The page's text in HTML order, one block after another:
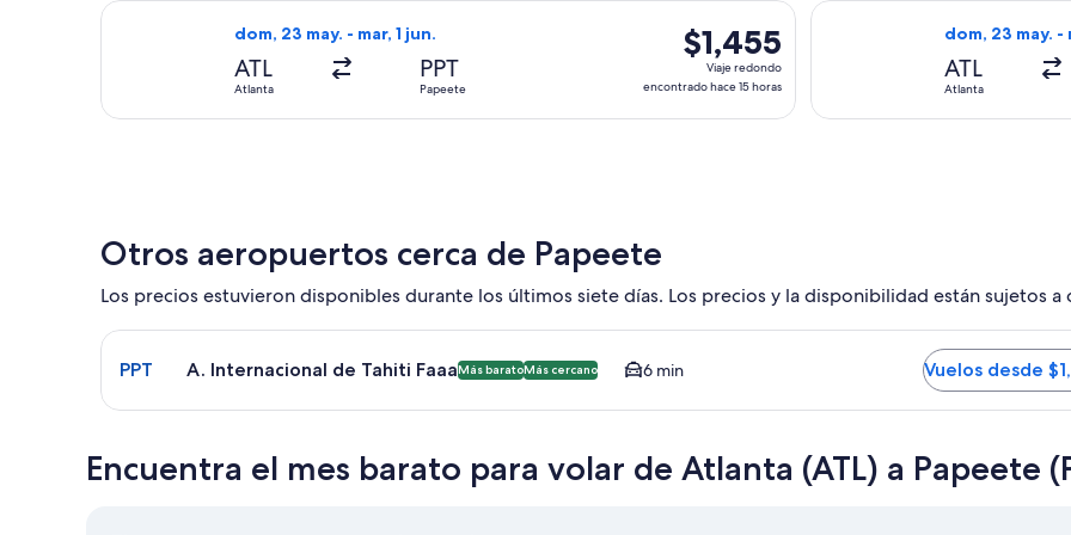
15
horas
dom, 23 may. - mar, 1 jun.
ATL
Atlanta
PPT
Papeete
$1,455
Viaje
redondo,
$1,455
Viaje redondo
encontrado hace 15 horas
Seleccionar vuelo de Air Tahiti Nui, con salida el dom, 23 may. desde Atlanta hacia Papeete, con
dom, 23 may. -
ATL
Atlanta
Seleccionar
Otros aeropuertos cerca de Papeete
Los precios estuvieron disponibles durante los últimos siete días. Los precios y la disponibilidad están sujetos a
Seleccionar vuelo a A. Internacional de Tahiti Faaa PPT. Opción más barata y cercana disponible. El tiempo
PPT A. Internacional de Tahiti FaaaMás baratoMás cercano 6 min Vuelos desde
Encuentra el mes barato para volar de Atlanta (ATL) a Papeete